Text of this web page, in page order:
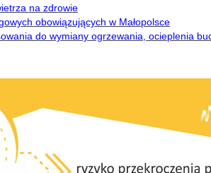
na zdrowie
obowiązujących w Małopolsce
do wymiany ogrzewania, ocieplenia